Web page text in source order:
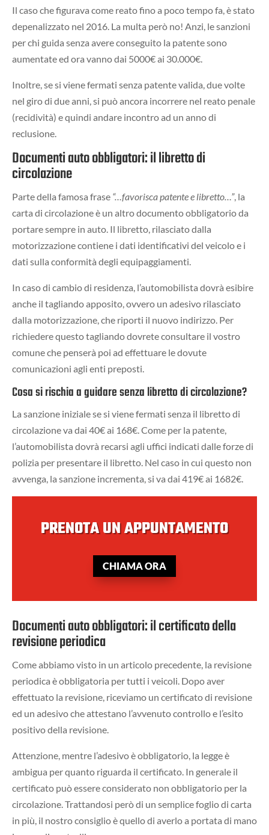
Il caso che figurava come reato fino a poco tempo fa, è stato
depenalizzato nel 2016. La multa però no! Anzi, le sanzioni
per chi guida senza avere conseguito la patente sono
aumentate ed ora vanno dai 5000€ ai 30.000€.
Inoltre, se si viene fermati senza patente valida, due volte
nel giro di due anni, si può ancora incorrere nel reato penale
(recidività) e quindi andare incontro ad un anno di
reclusione.
Documenti auto obbligatori: il libretto di
circolazione
Parte della famosa frase “…favorisca patente e libretto…”, la
carta di circolazione è un altro documento obbligatorio da
portare sempre in auto. Il libretto, rilasciato dalla
motorizzazione contiene i dati identificativi del veicolo e i
dati sulla conformità degli equipaggiamenti.
In caso di cambio di residenza, l’automobilista dovrà esibire
anche il tagliando apposito, ovvero un adesivo rilasciato
dalla motorizzazione, che riporti il nuovo indirizzo. Per
richiedere questo tagliando dovrete consultare il vostro
comune che penserà poi ad effettuare le dovute
comunicazioni agli enti preposti.
Cosa si rischia a guidare senza libretto di circolazione?
La sanzione iniziale se si viene fermati senza il libretto di
circolazione va dai 40€ ai 168€. Come per la patente,
l’automobilista dovrà recarsi agli uffici indicati dalle forze di
polizia per presentare il libretto. Nel caso in cui questo non
avvenga, la sanzione incrementa, si va dai 419€ ai 1682€.
PRENOTA UN APPUNTAMENTO
CHIAMA ORA
Documenti auto obbligatori: il certificato della
revisione periodica
Come abbiamo visto in un articolo precedente, la revisione
periodica è obbligatoria per tutti i veicoli. Dopo aver
effettuato la revisione, riceviamo un certificato di revisione
ed un adesivo che attestano l’avvenuto controllo e l’esito
positivo della revisione.
Attenzione, mentre l’adesivo è obbligatorio, la legge è
ambigua per quanto riguarda il certificato. In generale il
certificato può essere considerato non obbligatorio per la
circolazione. Trattandosi però di un semplice foglio di carta
in più, il nostro consiglio è quello di averlo a portata di mano